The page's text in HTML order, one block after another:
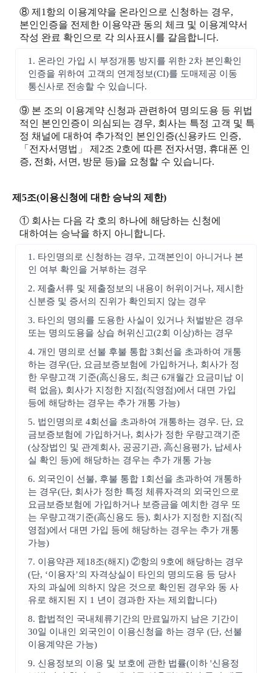
⑧ 제1항의 이용계약을 온라인으로 신청하는 경우,
본인인증을 전제한 이용약관 동의 체크 및 이용계약서
작성 완료 확인으로 각 의사표시를 갈음합니다.
1. 온라인 가입 시 부정개통 방지를 위한 2차 본인확인
인증을 위하여 고객의 연계정보(CI)를 도매제공 이동
통신사로 전송할 수 있습니다.
⑨ 본 조의 이용계약 신청과 관련하여 명의도용 등 위법
적인 본인인증이 의심되는 경우, 회사는 특정 고객 및 특
정 채널에 대하여 추가적인 본인인증(신용카드 인증,
「전자서명법」 제2조 2호에 따른 전자서명, 휴대폰 인
증, 전화, 서면, 방문 등)을 요청할 수 있습니다.
제5조(이용신청에 대한 승낙의 제한)
① 회사는 다음 각 호의 하나에 해당하는 신청에
대하여는 승낙을 하지 아니합니다.
1. 타인명의로 신청하는 경우, 고객본인이 아니거나 본
인 여부 확인을 거부하는 경우
2. 제출서류 및 제출정보의 내용이 허위이거나, 제시한
신분증 및 증서의 진위가 확인되지 않는 경우
3. 타인의 명의를 도용한 사실이 있거나 처벌받은 경우
또는 명의도용을 상습 허위신고(2회 이상)하는 경우
4. 개인 명의로 선불 후불 통합 3회선을 초과하여 개통
하는 경우(단, 요금보증보험에 가입하거나, 회사가 정
한 우량고객 기준(高신용도, 최근 6개월간 요금미납 이
력 없음), 회사가 지정한 지점(직영점)에서 대면 가입
등에 해당하는 경우는 추가 개통 가능)
5. 법인명의로 4회선을 초과하여 개통하는 경우. 단, 요
금보증보험에 가입하거나, 회사가 정한 우량고객기준
(상장법인 및 관계회사, 공공기관, 高신용평가, 납세사
실 확인 등)에 해당하는 경우는 추가 개통 가능
6. 외국인이 선불, 후불 통합 1회선을 초과하여 개통하
는 경우(단, 회사가 정한 특정 체류자격의 외국인으로
요금보증보험에 가입하거나 보증금을 예치한 경우 또
는 우량고객기준(高신용도 등), 회사가 지정한 지점(직
영점)에서 대면 가입 등에 해당하는 경우는 추가 개통
가능)
7. 이용약관 제18조(해지) ②항의 9호에 해당하는 경우
(단, ‘이용자’의 자격상실이 타인의 명의도용 등 당사
자의 과실에 의하지 않은 것으로 확인된 경우와 동 사
유로 해지된 지 1 년이 경과한 자는 제외합니다)
8. 합법적인 국내체류기간의 만료일까지 남은 기간이
30일 이내인 외국인이 이용신청을 하는 경우 (단, 선불
이용계약은 가능)
9. 신용정보의 이용 및 보호에 관한 법률(이하 '신용정